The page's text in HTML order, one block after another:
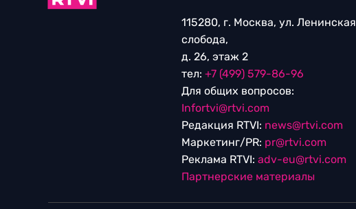
115280, г. Москва, ул. Ленинская
слобода,
д. 26, этаж 2
тел: +7 (499) 579-86-96
Для общих вопросов:
Infortvi@rtvi.com
Редакция RTVI: news@rtvi.com
Маркетинг/PR: pr@rtvi.com
Реклама RTVI: adv-eu@rtvi.com
Партнерские материалы